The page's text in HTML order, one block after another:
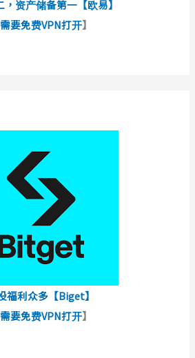
资产储备第一【欧易】
需要免费VPN打开】
福利众多【Biget】
需要免费VPN打开】